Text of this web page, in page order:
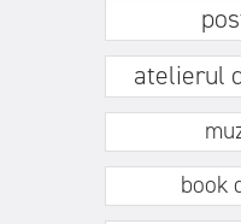
atelierul
book